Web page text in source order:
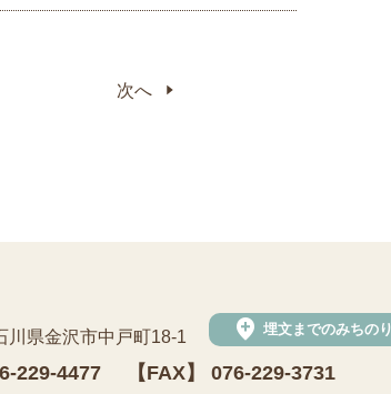
次へ
川県金沢市中戸町18-1 add_location 埋文までのみちのり
229-4477 【FAX】 076-229-3731